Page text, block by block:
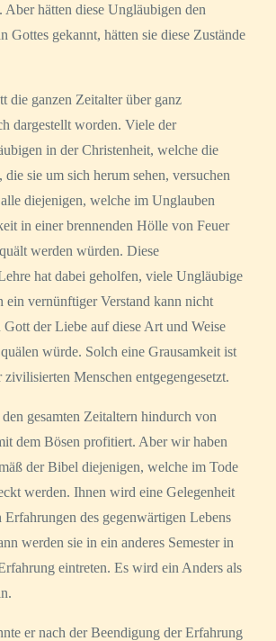
Aber hätten diese Ungläubigen den
Gottes gekannt, hätten sie diese Zustände
die ganzen Zeitalter über ganz
dargestellt worden. Viele der
in der Christenheit, welche die
die sie um sich herum sehen, versuchen
diejenigen, welche im Unglauben
in einer brennenden Hölle von Feuer
werden würden. Diese
hat dabei geholfen, viele Ungläubige
ein vernünftiger Verstand kann nicht
Gott der Liebe auf diese Art und Weise
würde. Solch eine Grausamkeit ist
zivilisierten Menschen entgegengesetzt.
gesamten Zeitaltern hindurch von
dem Bösen profitiert. Aber wir haben
der Bibel diejenigen, welche im Tode
werden. Ihnen wird eine Gelegenheit
Erfahrungen des gegenwärtigen Lebens
werden sie in ein anderes Semester in
eintreten. Es wird ein Anders als
er nach der Beendigung der Erfahrung